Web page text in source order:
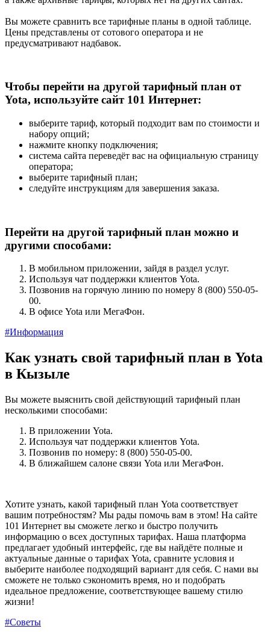
Вы можете сравнить все тарифные планы в одной таблице.
Цены представлены от сотового оператора и не
предусматривают надбавок.
Чтобы перейти на другой тарифный план от
Yota, используйте сайт 101 Интернет:
выберите тариф, который подходит вам по стоимости и
набору опций;
нажмите кнопку подключения;
система сайта переведёт вас на официальную страницу
оператора;
выберите тарифный план;
следуйте инструкциям для завершения заказа.
Перейти на другой тарифный план можно и
другими способами:
В мобильном приложении, зайдя в раздел услуг.
Используя чат поддержки клиентов Yota.
Позвонив на горячую линию по номеру 8 (800) 550-05-
00.
В офисе Yota или МегаФон.
#Информация
Как узнать свой тарифный план в Yota
в Кызыле
Вы можете выяснить свой действующий тарифный план
несколькими способами:
В приложении Yota.
Используя чат поддержки клиентов Yota.
Позвонив по номеру: 8 (800) 550-05-00.
В ближайшем салоне связи Yota или МегаФон.
Хотите узнать, какой тарифный план Yota соответствует
вашим потребностям? Мы рады помочь вам в этом! На сайте
101 Интернет вы сможете легко и быстро получить
информацию о всех доступных тарифах. Наша платформа
предлагает удобный интерфейс, где вы найдёте полные и
актуальные данные о тарифах Yota, сравните условия и
выберите наиболее подходящий вариант для себя. С нами вы
сможете не только сэкономить время, но и подобрать
идеальное предложение, соответствующее вашему стилю
жизни!
#Советы